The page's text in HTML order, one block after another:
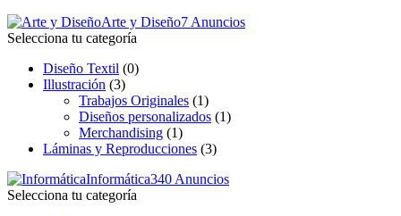
Arte y Diseño7 Anuncios
Selecciona tu categoría
Diseño Textil (0)
Illustración (3)
Trabajos Originales (1)
Diseños personalizados (1)
Merchandising (1)
Láminas y Reproducciones (3)
Informática340 Anuncios
Selecciona tu categoría